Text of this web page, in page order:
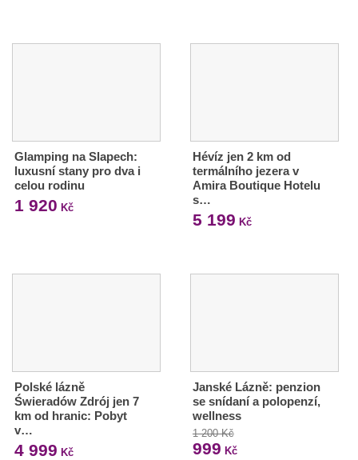
Glamping na Slapech:
luxusní stany pro dva i
celou rodinu
1 920 Kč
Hévíz jen 2 km od
termálního jezera v
Amira Boutique Hotelu
s…
5 199 Kč
Polské lázně
Świeradów Zdrój jen 7
km od hranic: Pobyt
v…
4 999 Kč
Janské Lázně: penzion
se snídaní a polopenzí,
wellness
1 200 Kč
999 Kč